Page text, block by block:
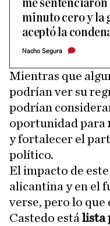
me sentenciaron
minuto cero y la
aceptó la
Nacho Segura
Mientras que
podrían ver su
podrían
oportunidad para
y fortalecer el
político.
El impacto de
alicantina y en el
verse, pero lo que
Castedo está lista